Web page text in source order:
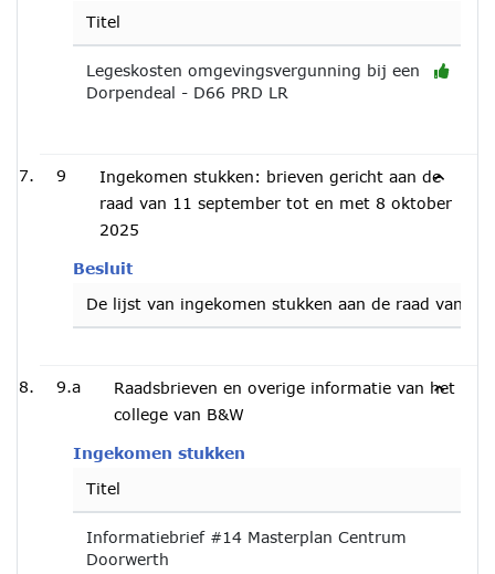
Titel
Legeskosten omgevingsvergunning bij een
Dorpendeal - D66 PRD LR
9
Ingekomen stukken: brieven gericht aan de
raad van 11 september tot en met 8 oktober
2025
Besluit
De lijst van ingekomen stukken aan de raad van
9.a
Raadsbrieven en overige informatie van het
college van B&W
Ingekomen stukken
Titel
Informatiebrief #14 Masterplan Centrum
Doorwerth